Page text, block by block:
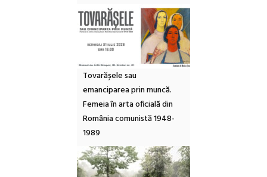
Tovarășele sau
emanciparea prin muncă.
Femeia în arta oficială din
România comunistă 1948-
1989